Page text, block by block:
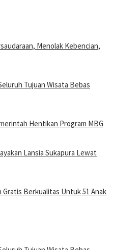
Menolak Kebencian,
Tujuan Wisata Bebas
Hentikan Program MBG
Lansia Sukapura Lewat
Gratis Berkualitas Untuk 51 Anak